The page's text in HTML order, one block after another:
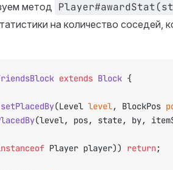
метод
на количество соседей,
extends Block {
setPlacedBy(Level level, BlockPos
(level, pos, state, by,
Player player)) return;